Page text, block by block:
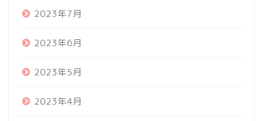
2023年7月
2023年6月
2023年5月
2023年4月